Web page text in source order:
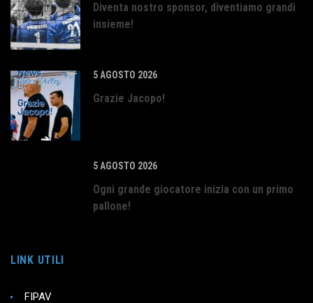
Diventa nostro sponsor, diventiamo grandi
insieme!
5 AGOSTO 2026
Grazie Jacopo!
5 AGOSTO 2026
Ogni grande giocatore inizia con un primo
pallone!
LINK UTILI
FIPAV